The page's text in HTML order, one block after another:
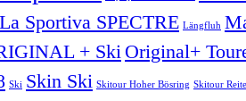
La Sportiva SPECTRE Längfluh
+ Ski Original+
Ski Skin Ski Skitour Hoher Bösring Skitour